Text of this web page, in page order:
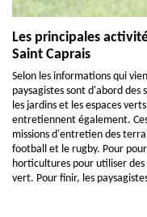
Les principales
Saint Caprais
Selon les informations qui
paysagistes sont d'abord des
les jardins et les espaces
entretiennent également.
missions d'entretien des
football et le rugby. Pour
horticultures pour utiliser
vert. Pour finir, les